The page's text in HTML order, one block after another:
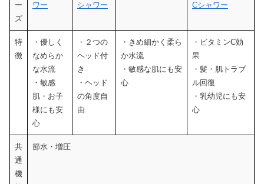
ー
ズ
ワー
シャワー
Cシャワー
特
徴
・優しく
なめらか
な水流
・敏感
肌・お子
様にも安
心
・２つの
ヘッド付
き
・ヘッド
の角度自
由
・きめ細かく柔ら
か水流
・敏感な肌にも安
心
・ビタミンC効
果
・髪・肌トラブ
ル回復
・乳幼児にも安
心
共
通
機
節水・増圧